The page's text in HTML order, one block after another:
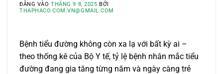
ĐĂNG VÀOTHÁNG 9 8, 2025 BỞI
THAPHACO.COM.VN@GMAIL.COM
Bệnh tiểu đường không còn xa lạ với bất kỳ ai –
theo thống kê của Bộ Y tế, tỷ lệ bệnh nhân mắc tiểu
đường đang gia tăng từng năm và ngày càng trẻ